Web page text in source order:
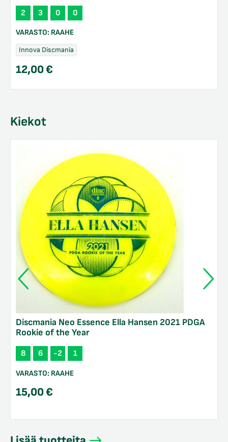
2 3 0 0
VARASTO: RAAHE
Innova Discmania
12,00€
Kiekot
Discmania Neo Essence Ella Hansen 2021 PDGA
Rookie of the Year
8 6 -2 1
VARASTO: RAAHE
15,00€